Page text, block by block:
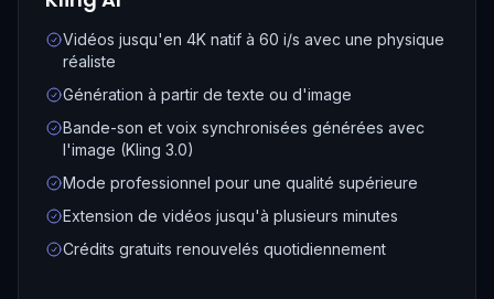
Vidéos jusqu'en 4K natif à 60 i/s avec une physique
réaliste
Génération à partir de texte ou d'image
Bande-son et voix synchronisées générées avec
l'image (Kling 3.0)
Mode professionnel pour une qualité supérieure
Extension de vidéos jusqu'à plusieurs minutes
Crédits gratuits renouvelés quotidiennement